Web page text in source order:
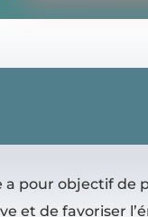
pour objectif de
et de favoriser